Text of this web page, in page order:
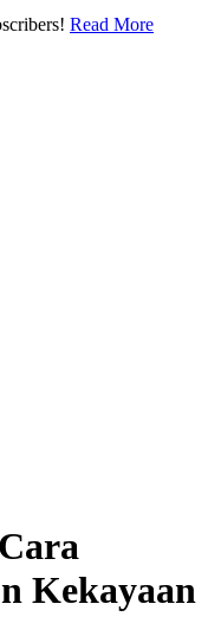
Read More
Kekayaan